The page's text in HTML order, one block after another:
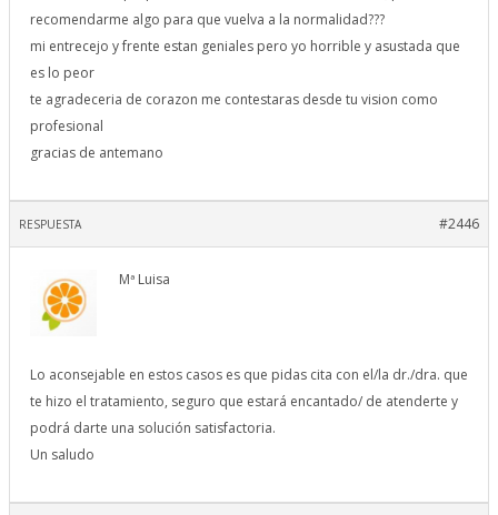
recomendarme algo para que vuelva a la normalidad???
mi entrecejo y frente estan geniales pero yo horrible y asustada que
es lo peor
te agradeceria de corazon me contestaras desde tu vision como
profesional
gracias de antemano
#2446
RESPUESTA
Mª Luisa
Lo aconsejable en estos casos es que pidas cita con el/la dr./dra. que
te hizo el tratamiento, seguro que estará encantado/ de atenderte y
podrá darte una solución satisfactoria.
Un saludo